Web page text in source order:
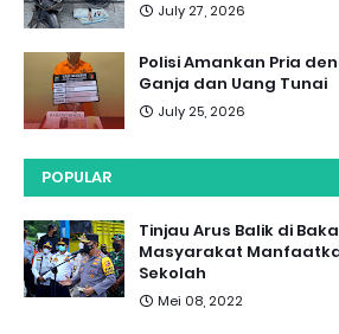
July 27, 2026
Polisi Amankan Pria
Ganja dan Uang Tunai
July 25, 2026
POPULAR
Tinjau Arus Balik di
Masyarakat
Sekolah
Mei 08, 2022